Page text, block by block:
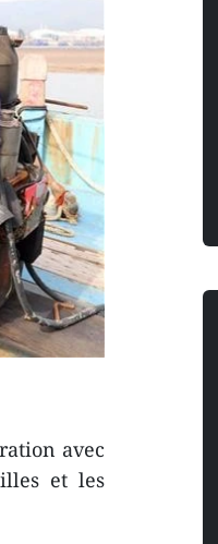
avec
et les